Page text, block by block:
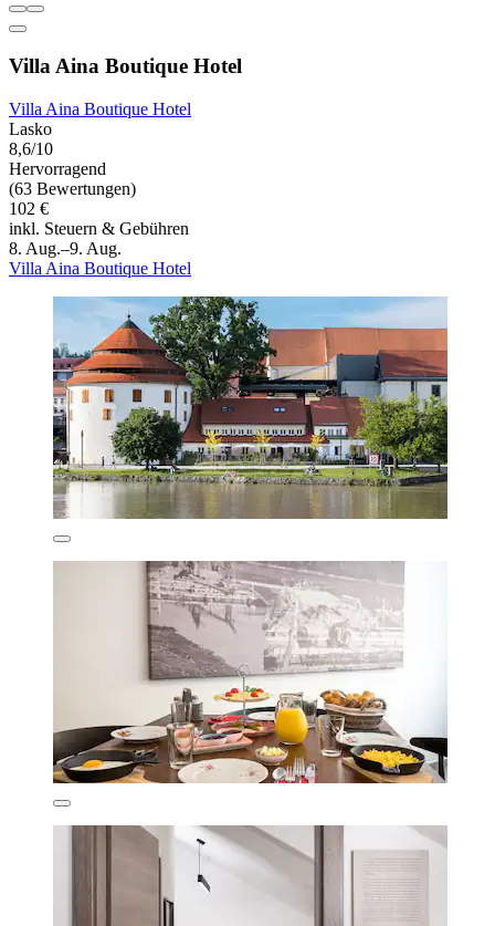
Villa Aina Boutique Hotel
Villa Aina Boutique Hotel
Lasko
8,6/10
Hervorragend
(63 Bewertungen)
102 €
inkl. Steuern & Gebühren
8. Aug.–9. Aug.
Villa Aina Boutique Hotel